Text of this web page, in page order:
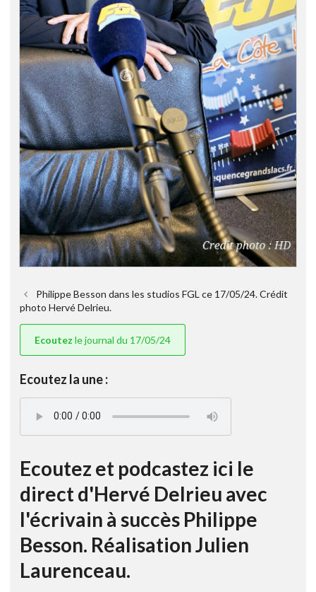
Philippe Besson dans les studios FGL ce 17/05/24. Crédit
photo Hervé Delrieu.
Ecoutez le journal du 17/05/24
Ecoutez la une :
Ecoutez et podcastez ici le
direct d'Hervé Delrieu avec
l'écrivain à succès Philippe
Besson. Réalisation Julien
Laurenceau.